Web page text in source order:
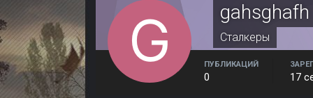
gahsghafh
Сталкеры
ПУБЛИКАЦИЙ
0 17